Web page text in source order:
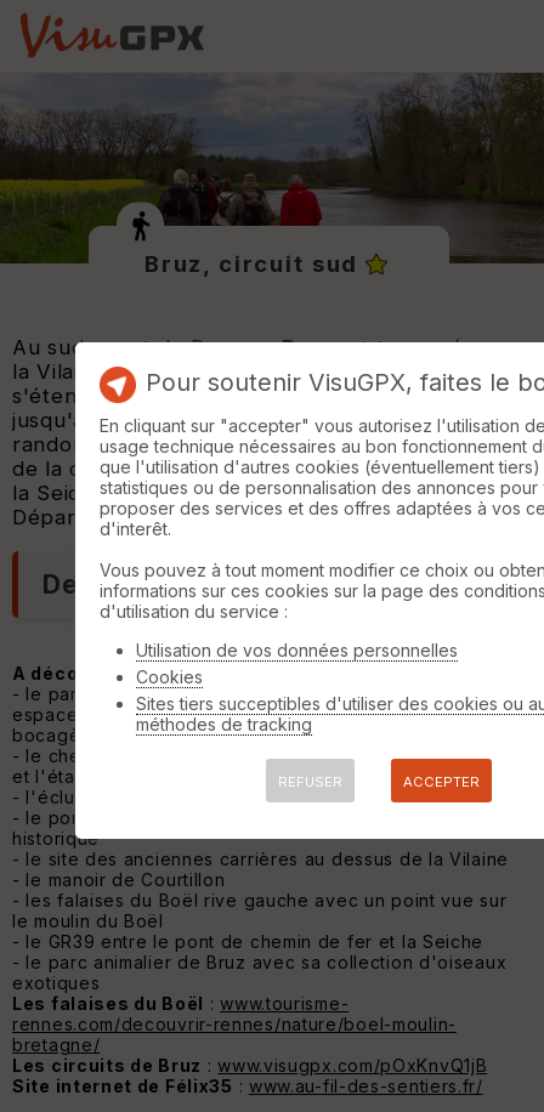
Bruz, circuit sud
Au sud-ouest de Rennes,Bruzest traversée par
la Vilaine et son affluent la Seiche. Son territoire
s'étend des étangs du bois de Cicé au nord
jusqu'à la cluse du Boël au sud. Cette boucle de
randonnée offre un parcours pittoresque au sud
de la commune entre les rives de la Vilaine et de
la Seiche
Départ : parking du Parc de l'an 2000.
Description
A découvrir sur le parcours
- le parc de l'an 2000 le long des rives de la Seiche, un
espace naturel de 19 ha avec prairies, vergers, haies
bocagères et vallons humides
- le chemin de halage de la Vilaine, le château des Loges
et l'étang de la Bodrais
- l'écluse et l'ancien moulin de Pont-Réan
- le pont en pierre avec ses 9 arches, classé monument
historique
- le site des anciennes carrières au dessus de la Vilaine
- le manoir de Courtillon
- les falaises du Boël rive gauche avec un point vue sur
le moulin du Boël
- le GR39 entre le pont de chemin de fer et la Seiche
- le parc animalier de Bruz avec sa collection d'oiseaux
exotiques
Les falaises du Boël :www.tourisme-
rennes.com/decouvrir-rennes/nature/boel-moulin-
bretagne/
Les circuits de Bruz :www.visugpx.com/pOxKnvQ1jB
Site internet de Félix35 : www.au-fil-des-sentiers.fr/
Pour soutenir VisuGPX, faites le
En cliquant sur "accepter" vous autorisez l'utilisation
usage technique nécessaires au bon fonctionnement
que l'utilisation d'autres cookies (éventuellement
statistiques ou de personnalisation des annonces pour
proposer des services et des offres adaptées à vos
d'interêt.
Vous pouvez à tout moment modifier ce choix ou
informations sur ces cookies sur la page des
d'utilisation du service :
Utilisation de vos données personnelles
Cookies
Sites tiers succeptibles d'utiliser des cookies ou
méthodes de tracking
REFUSER ACCEPTER